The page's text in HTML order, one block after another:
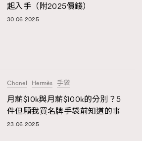
Opportunity
Japan | Portugal | Spain
起入手（附2025價錢）
30.06.2025
Chanel Hermès 手袋
月薪$10k與月薪$100k的分別？5
件但願我買名牌手袋前知道的事
23.06.2025